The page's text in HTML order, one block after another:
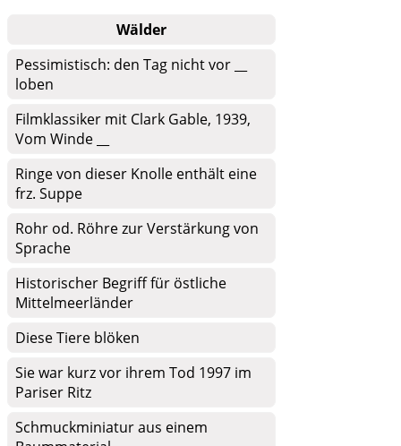
Wälder
Pessimistisch: den Tag nicht vor __
loben
Filmklassiker mit Clark Gable, 1939,
Vom Winde __
Ringe von dieser Knolle enthält eine
frz. Suppe
Rohr od. Röhre zur Verstärkung von
Sprache
Historischer Begriff für östliche
Mittelmeerländer
Diese Tiere blöken
Sie war kurz vor ihrem Tod 1997 im
Pariser Ritz
Schmuckminiatur aus einem